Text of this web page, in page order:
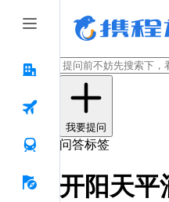
我要提问
问答标签
开阳天平